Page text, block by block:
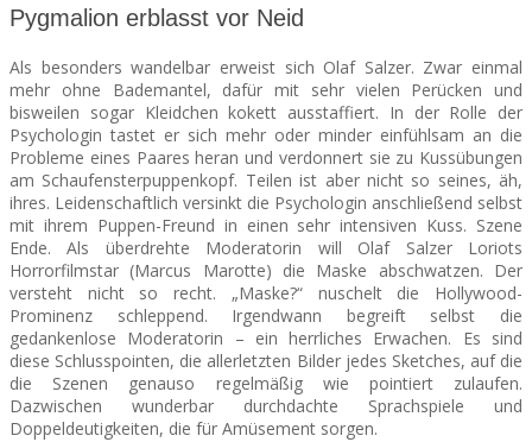
Pygmalion erblasst vor Neid
Als besonders wandelbar erweist sich Olaf Salzer. Zwar einmal
mehr ohne Bademantel, dafür mit sehr vielen Perücken und
bisweilen sogar Kleidchen kokett ausstaffiert. In der Rolle der
Psychologin tastet er sich mehr oder minder einfühlsam an die
Probleme eines Paares heran und verdonnert sie zu Kussübungen
am Schaufensterpuppenkopf. Teilen ist aber nicht so seines, äh,
ihres. Leidenschaftlich versinkt die Psychologin anschließend selbst
mit ihrem Puppen-Freund in einen sehr intensiven Kuss. Szene
Ende. Als überdrehte Moderatorin will Olaf Salzer Loriots
Horrorfilmstar (Marcus Marotte) die Maske abschwatzen. Der
versteht nicht so recht. „Maske?“ nuschelt die Hollywood-
Prominenz schleppend. Irgendwann begreift selbst die
gedankenlose Moderatorin – ein herrliches Erwachen. Es sind
diese Schlusspointen, die allerletzten Bilder jedes Sketches, auf die
die Szenen genauso regelmäßig wie pointiert zulaufen.
Dazwischen wunderbar durchdachte Sprachspiele und
Doppeldeutigkeiten, die für Amüsement sorgen.